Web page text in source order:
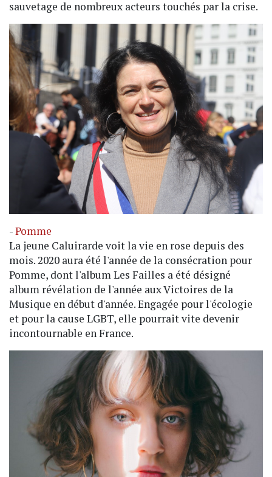
sauvetage de nombreux acteurs touchés par la crise.
-Pomme
La jeune Caluirarde voit la vie en rose depuis des
mois. 2020 aura été l'année de la consécration pour
Pomme, dont l'album Les Failles a été désigné
album révélation de l'année aux Victoires de la
Musique en début d'année. Engagée pour l'écologie
et pour la cause LGBT, elle pourrait vite devenir
incontournable en France.